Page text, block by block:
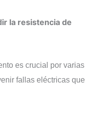
la resistencia de
es crucial por varias
fallas eléctricas que